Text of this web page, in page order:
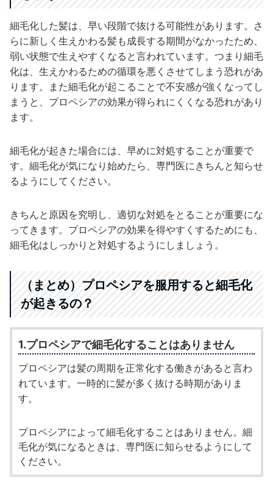
細毛化した髪は、早い段階で抜ける可能性があります。さ
らに新しく生えかわる髪も成長する期間がなかったため、
弱い状態で生えやすくなると言われています。つまり細毛
化は、生えかわるための循環を悪くさせてしまう恐れがあ
ります。また細毛化が起こることで不安感が強くなってし
まうと、プロペシアの効果が得られにくくなる恐れがあり
ます。
細毛化が起きた場合には、早めに対処することが重要で
す。細毛化が気になり始めたら、専門医にきちんと知らせ
るようにしてください。
きちんと原因を究明し、適切な対処をとることが重要にな
ってきます。プロペシアの効果を得やすくするためにも、
細毛化はしっかりと対処するようにしましょう。
（まとめ）プロペシアを服用すると細毛化
が起きるの？
1.プロペシアで細毛化することはありません
プロペシアは髪の周期を正常化する働きがあると言わ
れています。一時的に髪が多く抜ける時期がありま
す。
プロペシアによって細毛化することはありません。細
毛化が気になるときは、専門医に知らせるようにして
ください。